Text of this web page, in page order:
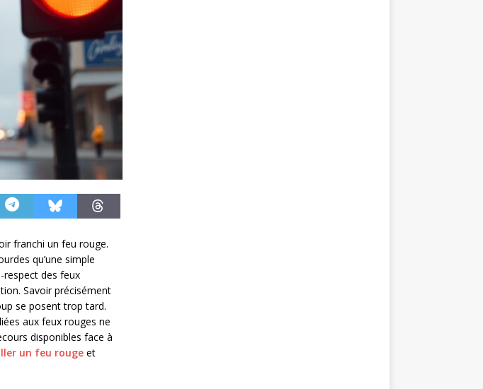
franchi un feu rouge.
qu’une simple
des feux
Savoir précisément
se posent trop tard.
aux feux rouges ne
disponibles face à
un feu rouge et